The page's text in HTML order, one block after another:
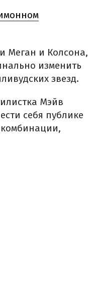
Меган и Колсона,
изменить
звезд.
Мэйв
себя публике